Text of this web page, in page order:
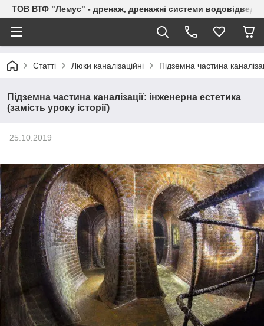
ТОВ ВТФ "Лемус" - дренаж, дренажні системи
Статті Люки каналізаційні Підземна частина
Підземна частина каналізації: інженерна естетика
(замість уроку історії)
25.10.2019